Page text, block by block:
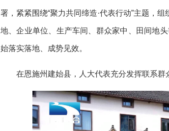
署，紧紧围绕“聚力共同缔造·代表行动”主题，
地、企业单位、生产车间、群众家中、田间地
始落实落地、成势见效。
在恩施州建始县，人大代表充分发挥联系群